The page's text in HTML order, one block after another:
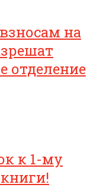
на
отделение
к 1-му